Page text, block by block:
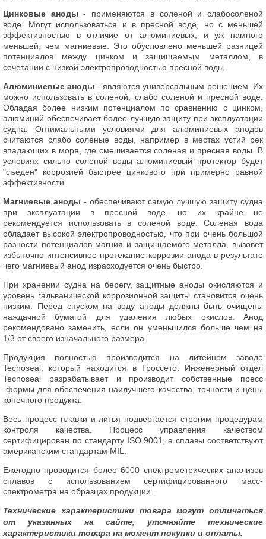
Цинковые аноды - применяются в соленой и слабосоленой
воде. Могут использоваться и в пресной воде, но с меньшей
эффективностью в отличие от алюминиевых, и уж намного
меньшей, чем магниевые. Это обусловлено меньшей разницей
потенциалов между цинком и защищаемым металлом, в
сочетании с низкой электропроводностью пресной воды.
Алюминиевые аноды - являются универсальным решением. Их
можно использовать в соленой, слабо соленой и пресной воде.
Обладая более низким потенциалом по сравнению с цинком,
алюминий обеспечивает более лучшую защиту при эксплуатации
судна. Оптимальными условиями для алюминиевых анодов
считаются слабо соленые воды, например в местах устий рек
впадающих в моря, где смешивается соленая и пресная воды. В
условиях сильно соленой воды алюминиевый протектор будет
"съеден" коррозией быстрее цинкового при примерно равной
эффективности.
Магниевые аноды - обеспечивают самую лучшую защиту судна
при эксплуатации в пресной воде, но их крайне не
рекомендуется использовать в соленой воде. Соленая вода
обладает высокой электропроводностью, что при очень большой
разности потенциалов магния и защищаемого металла, вызовет
избыточно интенсивное протекание коррозии анода в результате
чего магниевый анод израсходуется очень быстро.
При хранении судна на берегу, защитные аноды окисляются и
уровень гальванической коррозионной защиты становится очень
низким. Перед спуском на воду аноды должны быть очищены
наждачной бумагой для удаления любых окислов. Анод
рекомендовано заменить, если он уменьшился больше чем на
1/3 от своего изначального размера.
Продукция полностью производится на литейном заводе
Tecnoseal, который находится в Гроссето. Инженерный отдел
Tecnoseal разрабатывает и производит собственные пресс
-формы для обеспечения наилучшего качества, точности и цены
конечного продукта.
Весь процесс плавки и литья подвергается строгим процедурам
контроля качества. Процесс управления качеством
сертифицирован по стандарту ISO 9001, а сплавы соответствуют
американским стандартам MIL.
Ежегодно проводится более 6000 спектрометрических анализов
сплавов с использованием сертифицированного масс-
спектрометра на образцах продукции.
Технические характеристики товара могут отличаться
от указанных на сайте, уточняйте технические
характеристики товара на момент покупки и оплаты.